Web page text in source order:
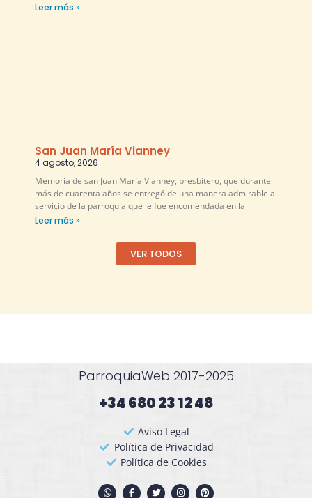
Leer más »
San Juan María Vianney
4 agosto, 2026
Memoria de san Juan María Vianney, presbítero, que durante
más de cuarenta años se entregó de una manera admirable al
servicio de la parroquia que le fue encomendada en la
Leer más »
VER TODOS
ParroquiaWeb 2017-2025
+34 680 23 12 48​
Aviso Legal
Política de Privacidad
Política de Cookies
W
F
T
I
P